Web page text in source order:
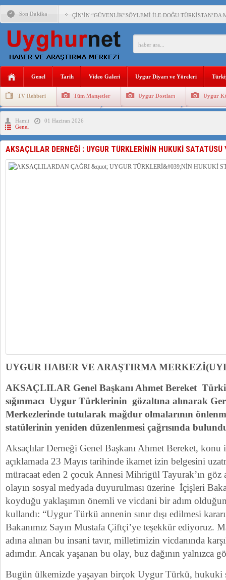
Son Dakika ÇİN’İN “GÜVENLİK”SÖYLEMİ İLE DOĞU TÜRKİSTAN’DA
PAKİSTAN,AFGANİSTAN’DA YAŞAYAN UYGURLARA
ANAHTAR PARTİ GENEL BAŞKANI AĞIRALİOĞLU :
ÇİN’İN DOĞU TÜRKİSTAN’DAKİ UYGULAMALARI
150 YILDIR KAYNAYAN YARAMIZ : ÇİN İŞGALİNDEKİ
ÇİN’İN UYGUR POLİTİKALARINI ÖVEN DİYANET
Genel Tarih Video Galeri Uygur Diyarı ve Yöreleri
TV Rehberi Tüm Manşetler Uygur Dostları Uygur
Uygurlarda Düğün ve Cenaze
Hamit
01 Haziran 2026
Genel
AKSAÇLILAR DERNEĞİ : UYGUR TÜRKLERİNİN HUKUKİ SATATÜSÜ
UYGUR HABER VE ARAŞTIRMA
AKSAÇLILAR Genel Başkanı Ahmet Bereket
sığınmacı Uygur Türklerinin gözaltına alınarak
Merkezlerinde tutularak mağdur olmalarının
statülerinin yeniden düzenlenmesi çağrısında
Aksaçlılar Derneği Genel Başkanı Ahmet Bereket, konu
açıklamada 23 Mayıs tarihinde ikamet izin belgesini
müracaat eden 2 çocuk Annesi Mihrigül Tayurak’ın göz
olayın sosyal medyada duyurulması üzerine İçişleri
koyduğu yaklaşımın önemli ve vicdani bir adım
kullandı: “Uygur Türkü annenin sınır dışı edilmesi
Bakanımız Sayın Mustafa Çiftçi’ye teşekkür ediyoruz.
adına alınan bu insani tavır, milletimizin vicdanında
adımdır. Ancak yaşanan bu olay, buz dağının yalnızca
Bugün ülkemizde yaşayan birçok Uygur Türkü, hukuki